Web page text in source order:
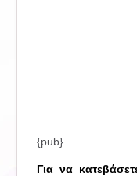
{pub}
Για να